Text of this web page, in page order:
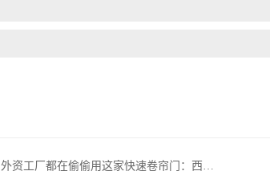
外资工厂都在偷偷用这家快速卷帘门：西朗门业，国产一线品牌